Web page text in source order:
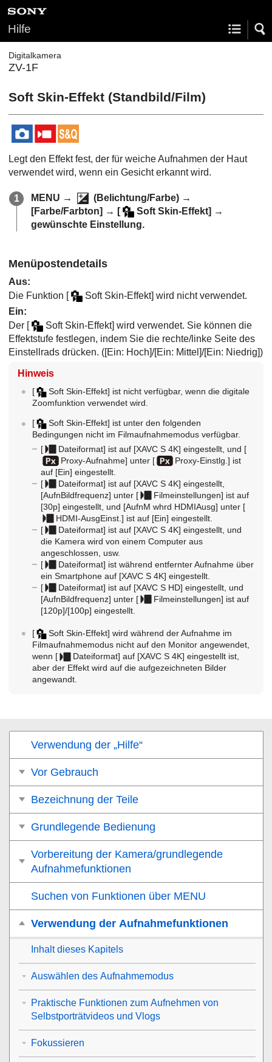
Hilfe
Digitalkamera
ZV-1F
Soft Skin-Effekt (Standbild/Film)
Legt den Effekt fest, der für weiche Aufnahmen der Haut
verwendet wird, wenn ein Gesicht erkannt wird.
MENU → (Belichtung/Farbe) →
[Farbe/Farbton] → [ Soft Skin-Effekt] →
gewünschte Einstellung.
Menüpostendetails
Aus:
Die Funktion [ Soft Skin-Effekt] wird nicht verwendet.
Ein:
Der [ Soft Skin-Effekt] wird verwendet. Sie können die
Effektstufe festlegen, indem Sie die rechte/linke Seite des
Einstellrads drücken. ([Ein: Hoch]/[Ein: Mittel]/[Ein: Niedrig])
Hinweis
[ Soft Skin-Effekt] ist nicht verfügbar, wenn die digitale
Zoomfunktion verwendet wird.
[ Soft Skin-Effekt] ist unter den folgenden
Bedingungen nicht im Filmaufnahmemodus verfügbar.
[
Dateiformat] ist auf [XAVC S 4K] eingestellt, und [
Proxy-Aufnahme] unter [ Proxy-Einstlg.] ist
auf [Ein] eingestellt.
[
Dateiformat] ist auf [XAVC S 4K] eingestellt,
[AufnBildfrequenz] unter [ Filmeinstellungen] ist auf
[30p] eingestellt, und [AufnM whrd HDMIAusg] unter [
HDMI-AusgEinst.] ist auf [Ein] eingestellt.
[
Dateiformat] ist auf [XAVC S 4K] eingestellt, und
die Kamera wird von einem Computer aus
angeschlossen, usw.
[
Dateiformat] ist während entfernter Aufnahme über
ein Smartphone auf [XAVC S 4K] eingestellt.
[
Dateiformat] ist auf [XAVC S HD] eingestellt, und
[AufnBildfrequenz] unter [ Filmeinstellungen] ist auf
[120p]/[100p] eingestellt.
[ Soft Skin-Effekt] wird während der Aufnahme im
Filmaufnahmemodus nicht auf den Monitor angewendet,
wenn [ Dateiformat] auf [XAVC S 4K] eingestellt ist,
aber der Effekt wird auf die aufgezeichneten Bilder
angewandt.
Verwendung der „Hilfe“
Vor Gebrauch
Bezeichnung der Teile
Grundlegende Bedienung
Vorbereitung der Kamera/grundlegende
Aufnahmefunktionen
Suchen von Funktionen über MENU
Verwendung der Aufnahmefunktionen
Inhalt dieses Kapitels
Auswählen des Aufnahmemodus
Praktische Funktionen zum Aufnehmen von
Selbstporträtvideos und Vlogs
Fokussieren